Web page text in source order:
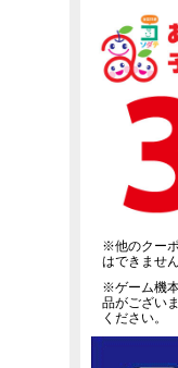
※他のクー
はできません
※ゲーム機
品がござい
ください。